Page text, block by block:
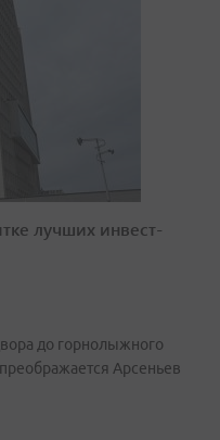
лучших инвест-
до горнолыжного
Арсеньев